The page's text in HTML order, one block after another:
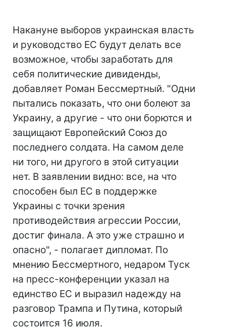
Накануне выборов украинская власть
и руководство ЕС будут делать все
возможное, чтобы заработать для
себя политические дивиденды,
добавляет Роман Бессмертный. "Одни
пытались показать, что они болеют за
Украину, а другие - что они борются и
защищают Европейский Союз до
последнего солдата. На самом деле
ни того, ни другого в этой ситуации
нет. В заявлении видно: все, на что
способен был ЕС в поддержке
Украины с точки зрения
противодействия агрессии России,
достиг финала. А это уже страшно и
опасно", - полагает дипломат. По
мнению Бессмертного, недаром Туск
на пресс-конференции указал на
единство ЕС и выразил надежду на
разговор Трампа и Путина, который
состоится 16 июля.